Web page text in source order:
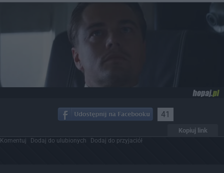
41
Kopiuj link
Komentuj Dodaj do ulubionych Dodaj do przyjaciół